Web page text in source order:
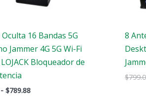
16 Bandas 5G
Jammer 4G 5G Wi-Fi
LOJACK Bloqueador de
- $789.88
8
$